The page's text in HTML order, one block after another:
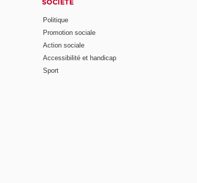
SOCIÉTÉ
Politique
Promotion sociale
Action sociale
Accessibilité et handicap
Sport